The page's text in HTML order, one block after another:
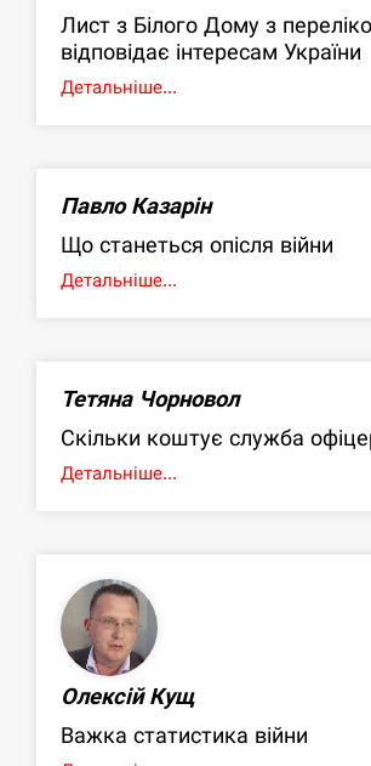
Лист з Білого Дому з
відповідає інтересам України
Детальніше...
Павло Казарін
Що станеться опісля війни
Детальніше...
Тетяна Чорновол
Скільки коштує служба
Детальніше...
Олексій Кущ
Важка статистика війни